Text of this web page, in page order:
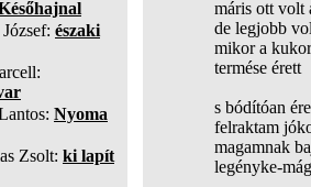
északi
Nyoma
Zsolt: ki lapít
máris ott volt
de legjobb
mikor a
termése érett
s bódítóan
felraktam
magamnak
legényke-